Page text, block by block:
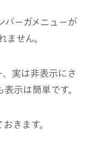
バーガメニューが
ません。
、実は非表示にさ
示は簡単です。
きます。